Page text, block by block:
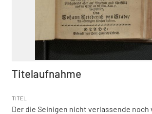
Titelaufnahme
TITEL
Der die Seinigen nicht verlassende noch